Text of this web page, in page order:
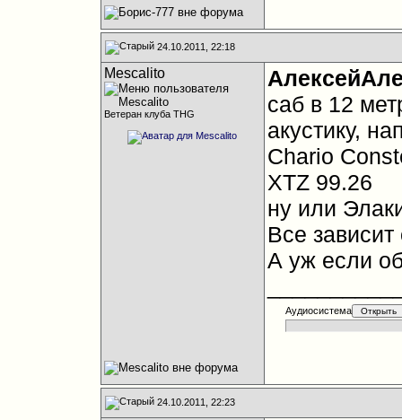
24.10.2011, 22:18
Mescalito
Ветеран клуба THG
саб в 12
акустику,
Chario
XTZ 99.26
ну или
Все
А уж если
Аудиосистема
24.10.2011, 22:23